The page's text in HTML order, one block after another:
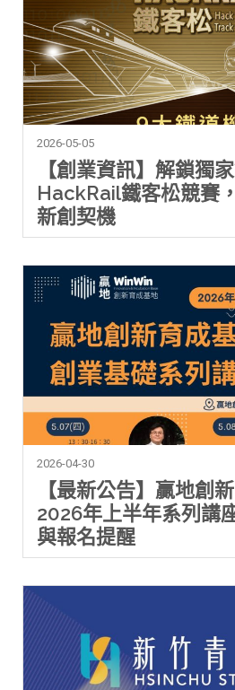
2026-05-05
【創業資訊】解鎖獨
HackRail鐵客松競賽
新創契機
2026-04-30
【最新公告】贏地創
2026年上半年系列講
與報名提醒